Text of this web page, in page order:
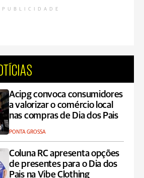
PUBLICIDADE
Acipg convoca consumidores
a valorizar o comércio local
nas compras de Dia dos Pais
PONTA GROSSA
Coluna RC apresenta opções
de presentes para o Dia dos
Pais na Vibe Clothing